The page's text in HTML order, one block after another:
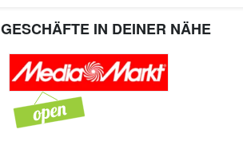
GESCHÄFTE IN DEINER NÄHE